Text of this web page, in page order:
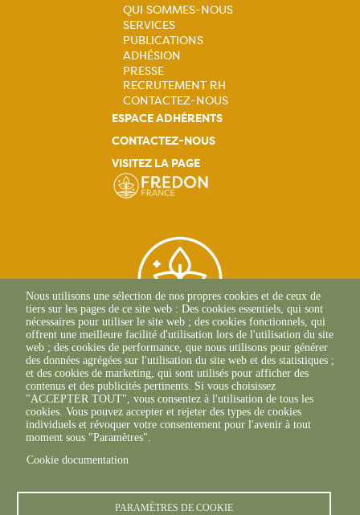
Navigation
principale
QUI SOMMES-NOUS
SERVICES
PUBLICATIONS
ADHÉSION
PRESSE
RECRUTEMENT RH
CONTACTEZ-NOUS
ESPACE ADHÉRENTS
CONTACTEZ-NOUS
VISITEZ LA PAGE
Protect'Veg FREDON
Guyane
23 Avenue Pasteur
BP 6010
97300 CAYENNE
Nous utilisons une sélection de nos propres cookies et de ceux de
tiers sur les pages de ce site web : Des cookies essentiels, qui sont
nécessaires pour utiliser le site web ; des cookies fonctionnels, qui
offrent une meilleure facilité d'utilisation lors de l'utilisation du site
web ; des cookies de performance, que nous utilisons pour générer
des données agrégées sur l'utilisation du site web et des statistiques ;
et des cookies de marketing, qui sont utilisés pour afficher des
contenus et des publicités pertinents. Si vous choisissez
"ACCEPTER TOUT", vous consentez à l'utilisation de tous les
cookies. Vous pouvez accepter et rejeter des types de cookies
individuels et révoquer votre consentement pour l'avenir à tout
moment sous "Paramètres".
Cookie documentation
PARAMÈTRES DE COOKIE